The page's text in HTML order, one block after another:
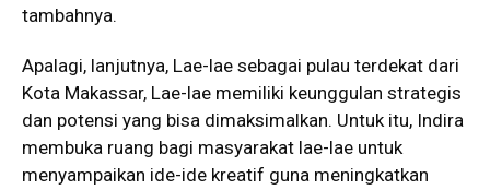
tambahnya.
Apalagi, lanjutnya, Lae-lae sebagai pulau terdekat dari
Kota Makassar, Lae-lae memiliki keunggulan strategis
dan potensi yang bisa dimaksimalkan. Untuk itu, Indira
membuka ruang bagi masyarakat lae-lae untuk
menyampaikan ide-ide kreatif guna meningkatkan